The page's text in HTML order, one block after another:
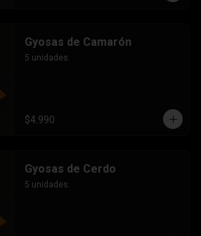
Gyosas de Camarón
5 unidades.
$4.990
Gyosas de Cerdo
5 unidades.